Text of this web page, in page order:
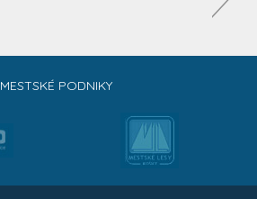
MESTSKÉ PODNIKY